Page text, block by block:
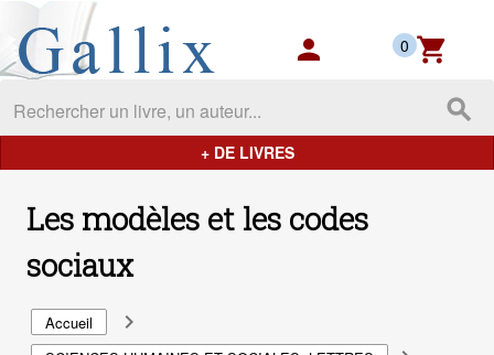
Gallix - les mondes du livres
person shopping_cart
0
search
+ DE LIVRES
Les modèles et les codes
sociaux
Accueil navigate_next